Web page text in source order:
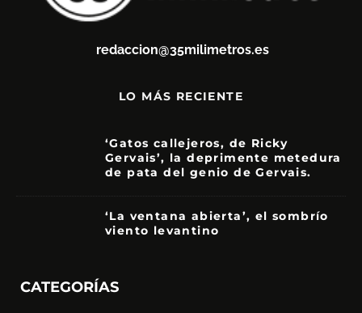
redaccion@35milimetros.es
LO MÁS RECIENTE
‘Gatos callejeros, de Ricky
Gervais’, la deprimente metedura
de pata del genio de Gervais.
‘La ventana abierta’, el sombrío
viento levantino
CATEGORÍAS